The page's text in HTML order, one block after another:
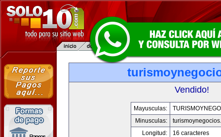
Vendido!
Mayusculas:
Minusculas:
Longitud:
16 caracteres